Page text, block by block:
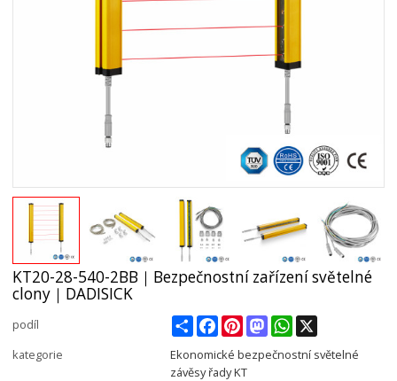
KT20-28-540-2BB｜Bezpečnostní zařízení světelné
clony｜DADISICK
podíl ShareFacebookPinterestMastodonWhatsApp
kategorie
Ekonomické bezpečnostní světelné
závěsy řady KT